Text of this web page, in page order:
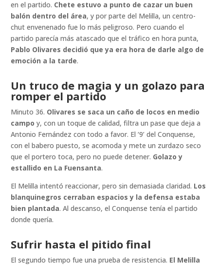
en el partido. Chete estuvo a punto de cazar un buen
balón dentro del área, y por parte del Melilla, un centro-
chut envenenado fue lo más peligroso. Pero cuando el
partido parecía más atascado que el tráfico en hora punta,
Pablo Olivares decidió que ya era hora de darle algo de
emoción a la tarde.
Un truco de magia y un golazo para
romper el partido
Minuto 36. Olivares se saca un caño de locos en medio
campo y, con un toque de calidad, filtra un pase que deja a
Antonio Fernández con todo a favor. El ‘9’ del Conquense,
con el babero puesto, se acomoda y mete un zurdazo seco
que el portero toca, pero no puede detener. Golazo y
estallido en La Fuensanta.
El Melilla intentó reaccionar, pero sin demasiada claridad. Los
blanquinegros cerraban espacios y la defensa estaba
bien plantada. Al descanso, el Conquense tenía el partido
donde quería.
Sufrir hasta el pitido final
El segundo tiempo fue una prueba de resistencia. El Melilla